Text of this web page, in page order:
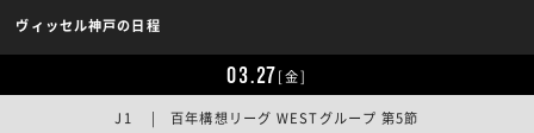
ヴィッセル神戸の日程
03.27[金]
J1 | 百年構想リーグ WESTグループ 第5節